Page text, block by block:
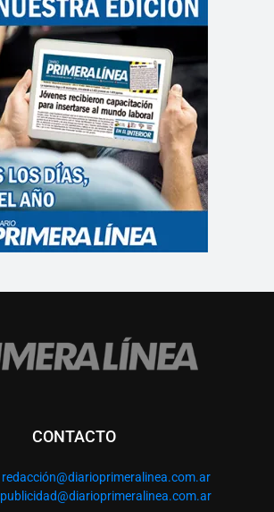
CONTACTO
redacción@diarioprimeralinea.com.ar
publicidad@diarioprimeralinea.com.ar